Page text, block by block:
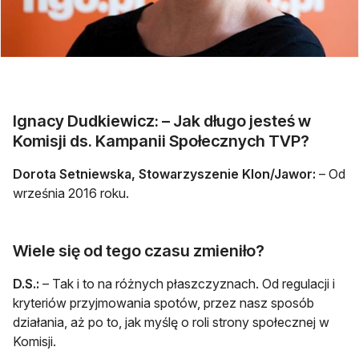
Ignacy Dudkiewicz: – Jak długo jesteś w
Komisji ds. Kampanii Społecznych TVP?
Dorota Setniewska, Stowarzyszenie Klon/Jawor: – Od
września 2016 roku.
Wiele się od tego czasu zmieniło?
D.S.: – Tak i to na różnych płaszczyznach. Od regulacji i
kryteriów przyjmowania spotów, przez nasz sposób
działania, aż po to, jak myślę o roli strony społecznej w
Komisji.